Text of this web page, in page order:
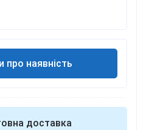
про наявність
доставка